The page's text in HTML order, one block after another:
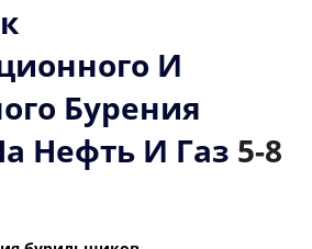
И
Бурения
Нефть И Газ 5-8